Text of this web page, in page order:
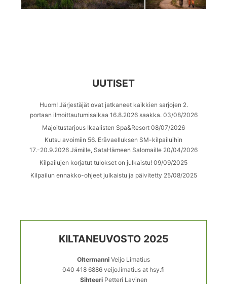
UUTISET
Huom! Järjestäjät ovat jatkaneet kaikkien sarjojen 2.
portaan ilmoittautumisaikaa 16.8.2026 saakka. 03/08/2026
Majoitustarjous Ikaalisten Spa&Resort 08/07/2026
Kutsu avoimiin 56. Erävaelluksen SM-kilpailuihin
17.-20.9.2026 Jämille, SataHämeen Salomaille 20/04/2026
Kilpailujen korjatut tulokset on julkaistu! 09/09/2025
Kilpailun ennakko-ohjeet julkaistu ja päivitetty 25/08/2025
KILTANEUVOSTO 2025
Oltermanni Veijo Limatius
040 418 6886 veijo.limatius at hsy.fi
SihteeriPetteri Lavinen